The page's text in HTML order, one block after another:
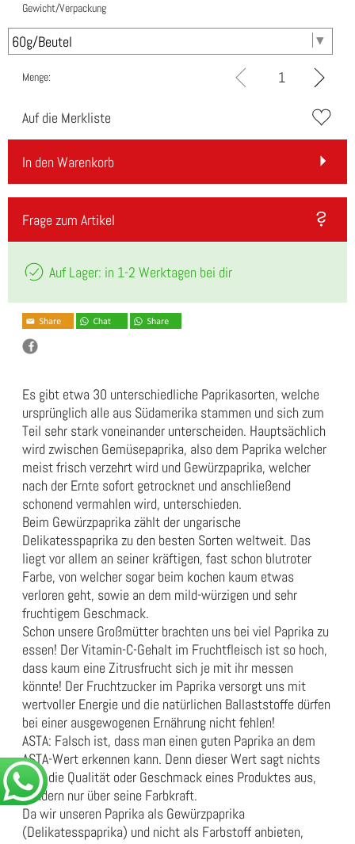
Gewicht/Verpackung
Menge:
Auf die Merkliste
In den Warenkorb
Frage zum Artikel
Auf Lager: in 1-2 Werktagen bei dir
Es gibt etwa 30 unterschiedliche Paprikasorten, welche
ursprünglich alle aus Südamerika stammen und sich zum
Teil sehr stark voneinander unterscheiden. Hauptsächlich
wird zwischen Gemüsepaprika, also dem Paprika welcher
meist frisch verzehrt wird und Gewürzpaprika, welcher
nach der Ernte sofort getrocknet und anschließend
schonend vermahlen wird, unterschieden.
Beim Gewürzpaprika zählt der ungarische
Delikatesspaprika zu den besten Sorten weltweit. Das
liegt vor allem an seiner kräftigen, fast schon blutroter
Farbe, von welcher sogar beim kochen kaum etwas
verloren geht, sowie an dem mild-würzigen und sehr
fruchtigem Geschmack.
Schon unsere Großmütter brachten uns bei viel Paprika zu
essen! Der Vitamin-C-Gehalt im Fruchtfleisch ist so hoch,
dass kaum eine Zitrusfrucht sich je mit ihr messen
könnte! Der Fruchtzucker im Paprika versorgt uns mit
wertvoller Energie und die natürlichen Ballaststoffe dürfen
bei einer ausgewogenen Ernährung nicht fehlen!
ASTA: Falsch ist, dass man einen guten Paprika an dem
ASTA-Wert erkennen kann. Denn dieser Wert sagt nichts
über die Qualität oder Geschmack eines Produktes aus,
sondern nur über seine Farbkraft.
Da wir unseren Paprika als Gewürzpaprika
(Delikatesspaprika) und nicht als Farbstoff anbieten,